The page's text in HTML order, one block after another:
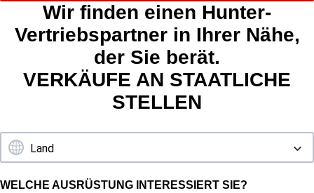
Wir finden einen Hunter-
Vertriebspartner in Ihrer Nähe,
der Sie berät.
VERKÄUFE AN STAATLICHE
STELLEN
WELCHE AUSRÜSTUNG INTERESSIERT SIE?